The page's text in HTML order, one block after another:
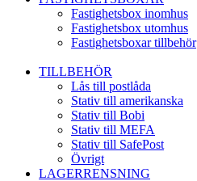
Fastighetsbox inomhus
Fastighetsbox utomhus
Fastighetsboxar tillbehör
TILLBEHÖR
Lås till postlåda
Stativ till amerikanska
Stativ till Bobi
Stativ till MEFA
Stativ till SafePost
Övrigt
LAGERRENSNING